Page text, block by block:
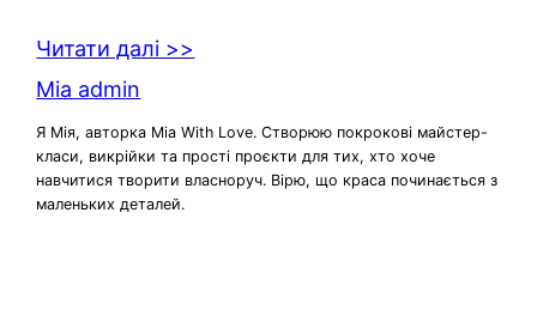
Читати далі >>
Mia admin
Я Мія, авторка Mia With Love. Створюю покрокові майстер-
класи, викрійки та прості проєкти для тих, хто хоче
навчитися творити власноруч. Вірю, що краса починається з
маленьких деталей.